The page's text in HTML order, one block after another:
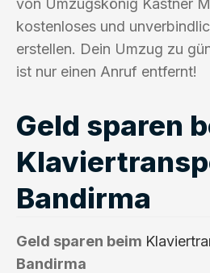
von Umzugskönig Kastner
kostenloses und
erstellen. Dein Umzug zu
ist nur einen Anruf entfernt!
Geld sparen
Bandirma
Geld sparen beim
Bandirma